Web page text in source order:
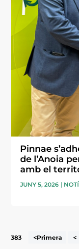
Pinnae
de l’Anoia
amb el
JUNY 5, 2026 |
383
<Primera <